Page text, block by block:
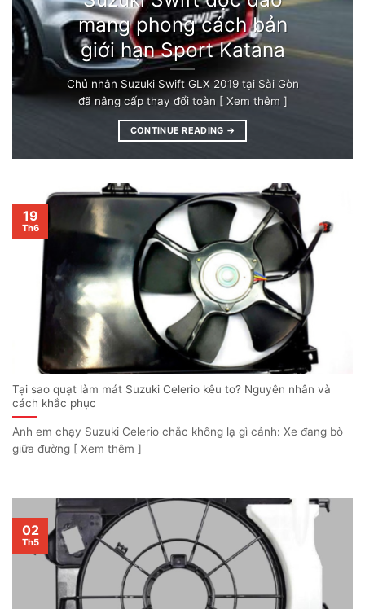
mang phong cách bản
giới hạn Sport Katana
Chủ nhân Suzuki Swift GLX 2019 tại Sài Gòn
đã nâng cấp thay đổi toàn [ Xem thêm ]
CONTINUE READING →
Tại sao quạt làm mát Suzuki Celerio kêu to? Nguyên nhân và
cách khắc phục
Anh em chạy Suzuki Celerio chắc không lạ gì cảnh: Xe đang bò
giữa đường [ Xem thêm ]
19
Th6
02
Th5